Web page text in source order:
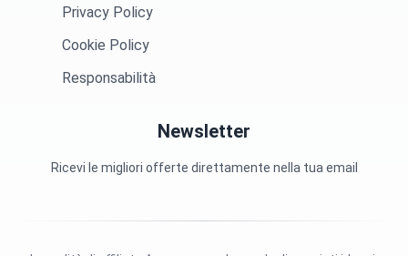
Privacy Policy
Cookie Policy
Responsabilità
Newsletter
Ricevi le migliori offerte direttamente nella tua email